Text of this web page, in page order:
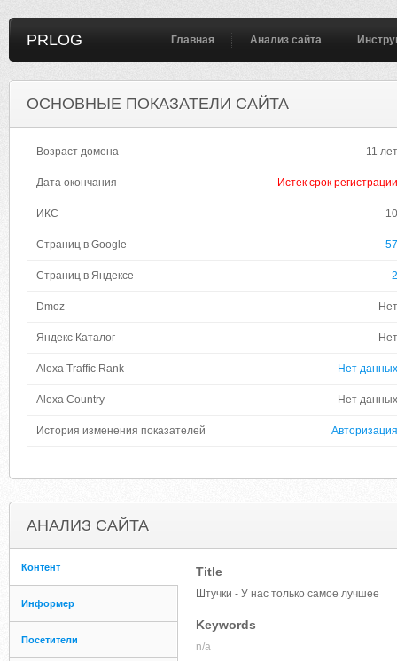
PRLOG Главная Анализ сайта
ОСНОВНЫЕ ПОКАЗАТЕЛИ САЙТА
Возраст домена 11 лет
Дата окончания Истек срок регистрации
ИКС 10
Страниц в Google 57
Страниц в Яндексе 2
Dmoz Нет
Яндекс Каталог Нет
Alexa Traffic Rank Нет данных
Alexa Country Нет данных
История изменения показателей Авторизация
АНАЛИЗ САЙТА
Контент
Информер
Посетители
Title
Штучки - У нас только самое лучшее
Keywords
n/a